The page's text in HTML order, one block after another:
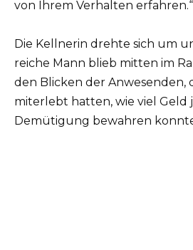
von Ihrem Verhalten erfahren.“
Die Kellnerin drehte sich um
reiche Mann blieb mitten im
den Blicken der Anwesenden,
miterlebt hatten, wie viel Geld
Demütigung bewahren